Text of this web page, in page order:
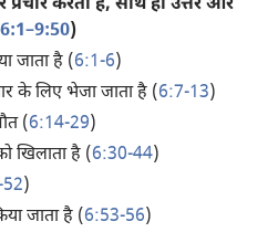
करता है, साथ ही उत्तर और
6:1–9:50)
जाता है (6:1-6)
के लिए भेजा जाता है (6:7-13)
(6:14-29)
खिलाता है (6:30-44)
)
जाता है (6:53-56)